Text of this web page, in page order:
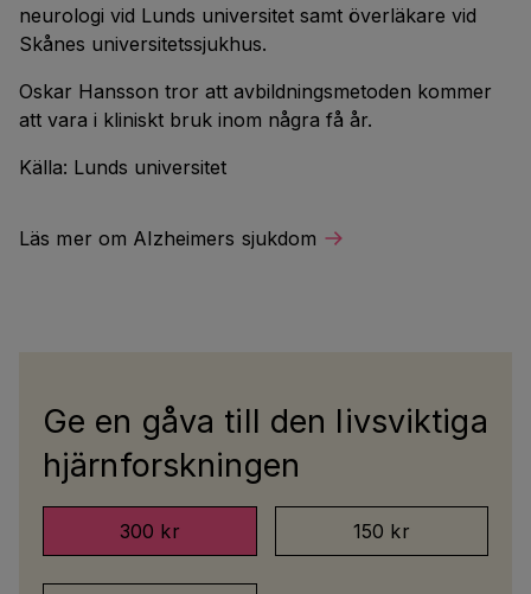
neurologi vid Lunds universitet samt överläkare vid
Skånes universitetssjukhus.
Oskar Hansson tror att avbildningsmetoden kommer
att vara i kliniskt bruk inom några få år.
Källa: Lunds universitet
Läs mer om Alzheimers sjukdom
Ge en gåva till den livsviktiga
hjärnforskningen
300 kr 150 kr